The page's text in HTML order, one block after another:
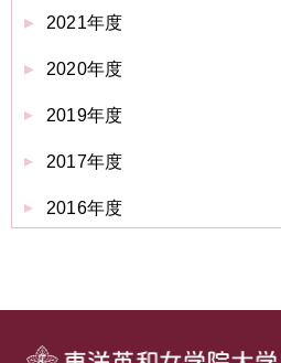
2021年度
2020年度
2019年度
2017年度
2016年度